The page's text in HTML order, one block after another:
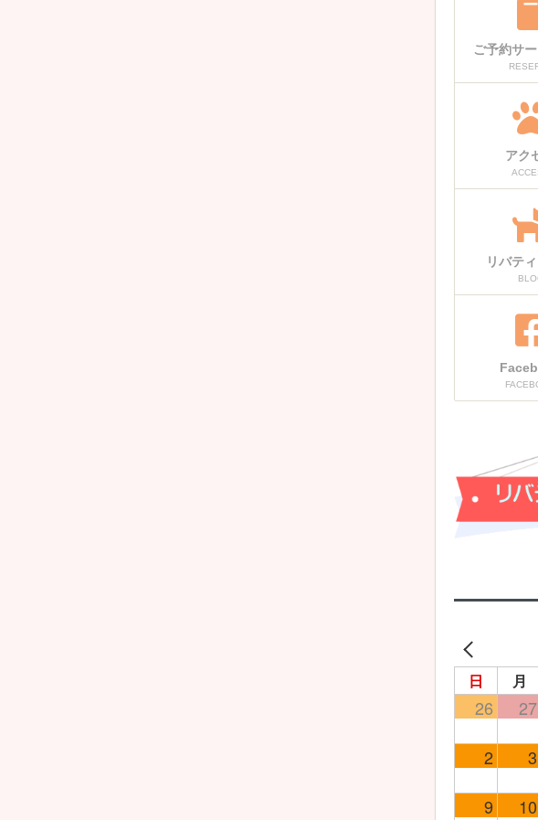
ご予約サ
アク
リバテ
日 月
26 27
2 3
9 10